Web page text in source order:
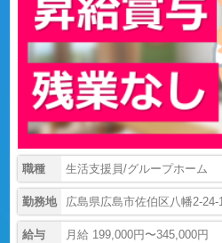
職種 生活支援員/グループホーム
勤務地 広島県広島市佐伯区八幡2-24-
給与 月給 199,000円〜345,000円